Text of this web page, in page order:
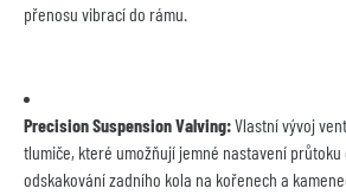
přenosu vibrací do rámu.
Precision Suspension Valving: Vlastní vývoj
tlumiče, které umožňují jemné nastavení
odskakování zadního kola na kořenech a